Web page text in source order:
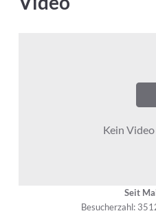
Seit
Besucherzahl: